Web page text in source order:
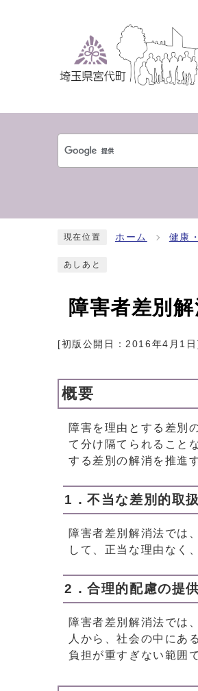
現在位置 ホーム 健康
あしあと
障害者差別
[初版公開日：2016年4月1日 ]
概要
障害を理由とする差別
て分け隔てられること
する差別の解消を推進
1．不当な差別的取
障害者差別解消法では
して、正当な理由なく
2．合理的配慮の提
障害者差別解消法では
人から、社会の中にあ
負担が重すぎない範囲